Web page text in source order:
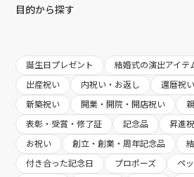
目的から探す
誕生日プレゼント 結婚式の演出アイテ
出産祝い
内祝い・お返し
還暦祝
新築祝い
開業・開院・開店祝い
表彰・受賞・修了証
記念品
昇進
お祝い
創立・創業・周年記念品
付き合った記念日
プロポーズ
ペ